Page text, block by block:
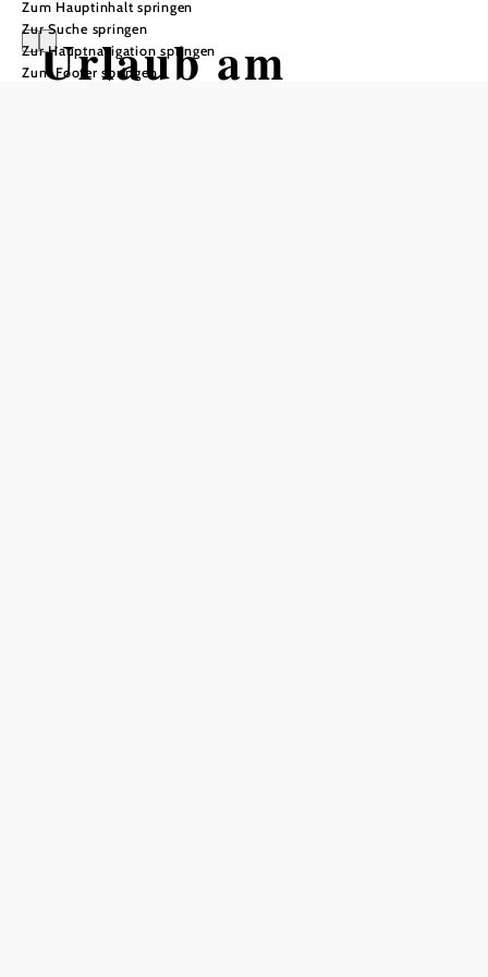
Zum Hauptinhalt springen
Zur Suche springen
Zur Hauptnavigation springen
Zum Footer springen
Urlaub am